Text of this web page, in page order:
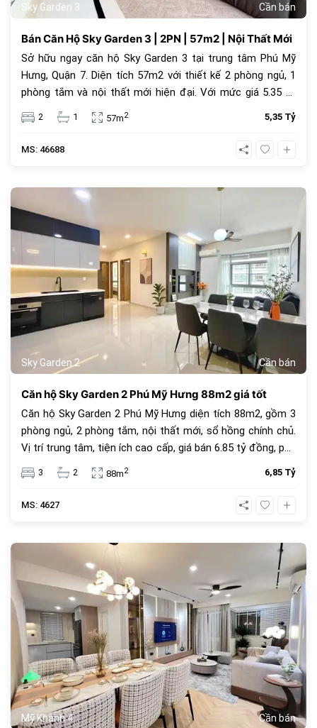
Sky Garden 3 Cần bán
Bán Căn Hộ Sky Garden 3 | 2PN | 57m2 | Nội Thất Mới
Sở hữu ngay căn hộ Sky Garden 3 tại trung tâm Phú Mỹ
Hưng, Quận 7. Diện tích 57m2 với thiết kế 2 phòng ngủ, 1
phòng tắm và nội thất mới hiện đại. Với mức giá 5.35 tỷ
đồng, đây là lựa chọn an cư lý tưởng hoặc đầu tư cho
thuê sinh lời cao trong cộng đồng văn minh.
2 1 57m2 5,35 Tỷ
MS: 46688
Sky Garden 2 Cần bán
Căn hộ Sky Garden 2 Phú Mỹ Hưng 88m2 giá tốt
Căn hộ Sky Garden 2 Phú Mỹ Hưng diện tích 88m2, gồm 3
phòng ngủ, 2 phòng tắm, nội thất mới, sổ hồng chính chủ.
Vị trí trung tâm, tiện ích cao cấp, giá bán 6.85 tỷ đồng, phù
hợp để ở hoặc đầu tư.
3 2 88m2 6,85 Tỷ
MS: 4627
Mỹ Khánh 4 Cần bán